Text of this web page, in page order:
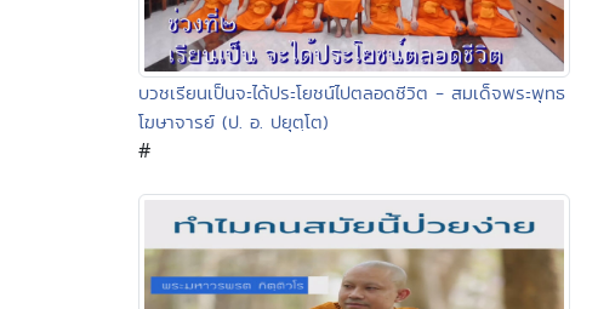
บวชเรียนเป็นจะได้ประโยชน์ไปตลอดชีวิต - สมเด็จพระพุทธ
โฆษาจารย์ (ป. อ. ปยุตฺโต)
#